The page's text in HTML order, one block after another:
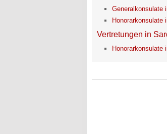
Generalkonsulate
Honorarkonsulate
Vertretungen in
Honorarkonsulate